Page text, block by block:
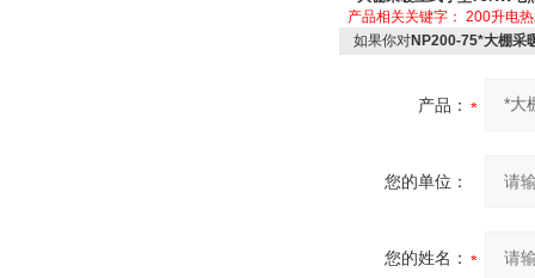
产品相关关键字： 200升电
如果你对NP200-75*大棚采
产品：
您的单位：
您的姓名：